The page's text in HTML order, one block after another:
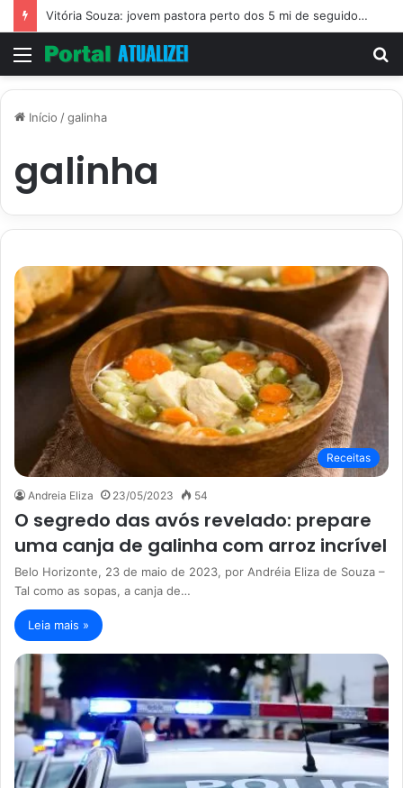
Vitória Souza: jovem pastora perto dos 5 mi de seguidores na web
Menu
Início /galinha
galinha
Receitas
Andreia Eliza 23/05/2023 54
O segredo das avós revelado: prepare
uma canja de galinha com arroz incrível
Belo Horizonte, 23 de maio de 2023, por Andréia Eliza de Souza –
Tal como as sopas, a canja de…
Leia mais »